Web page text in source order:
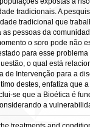
tradicionais. A
tradicional que
pessoas da
o soro pode não
para esse
o qual está
Intervenção para a
destes, enfatiza
se que a Bioética é
a